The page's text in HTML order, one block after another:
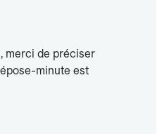
merci de préciser
minute est